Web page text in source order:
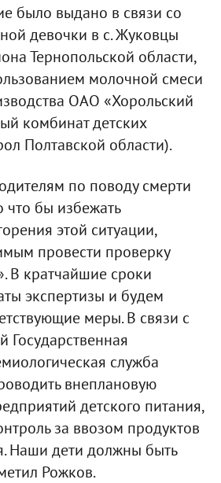
было выдано в связи со
девочки в с. Жуковцы
Тернопольской области,
молочной смеси
ОАО «Хорольский
комбинат детских
Полтавской области).
по поводу смерти
что бы избежать
этой ситуации,
провести проверку
В кратчайшие сроки
экспертизы и будем
меры. В связи с
Государственная
служба
внеплановую
детского питания,
за ввозом продуктов
Наши дети должны быть
Рожков.